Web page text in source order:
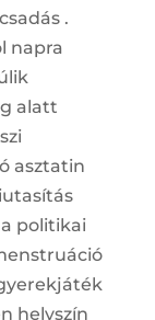
.
napra
alatt
asztatin
politikai
helyszín